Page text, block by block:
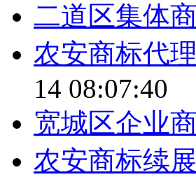
二道区集体
农安商标代
14 08:07:40
宽城区企业
农安商标续